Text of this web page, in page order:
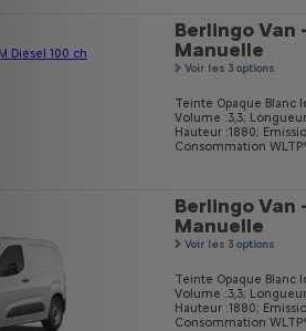
Berlingo Van
Manuelle
Voir les 3 options
Teinte Opaque Blanc
Volume :3,3;
Hauteur :1880;
Consommation
Berlingo Van
Manuelle
Voir les 3 options
Teinte Opaque Blanc
Volume :3,3;
Hauteur :1880;
Consommation